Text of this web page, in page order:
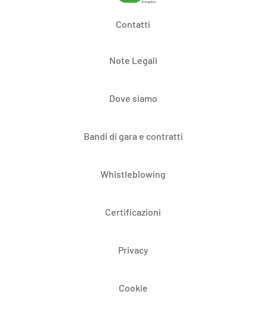
Contatti
Note Legali
Dove siamo
Bandi di gara e contratti
Whistleblowing
Certificazioni
Privacy
Cookie